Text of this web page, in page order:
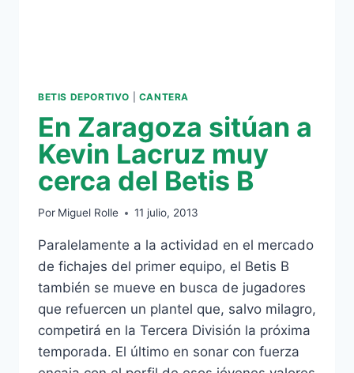
BETIS DEPORTIVO CANTERA
En Zaragoza sitúan a
Kevin Lacruz muy
cerca del Betis B
Por Miguel Rolle 11 julio, 2013
Paralelamente a la actividad en el mercado
de fichajes del primer equipo, el Betis B
también se mueve en busca de jugadores
que refuercen un plantel que, salvo milagro,
competirá en la Tercera División la próxima
temporada. El último en sonar con fuerza